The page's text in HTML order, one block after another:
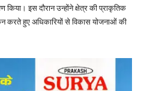
किया। इस दौरान उन्होंने क्षेत्र की प्राकृतिक
करते हुए अधिकारियों से विकास योजनाओं की